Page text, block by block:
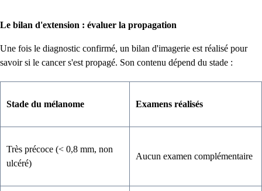
Le bilan d'extension : évaluer la propagation
Une fois le diagnostic confirmé, un bilan d'imagerie est réalisé pour
savoir si le cancer s'est propagé. Son contenu dépend du stade :
Stade du mélanome Examens réalisés
Très précoce (< 0,8 mm, non
ulcéré)
Aucun examen complémentaire